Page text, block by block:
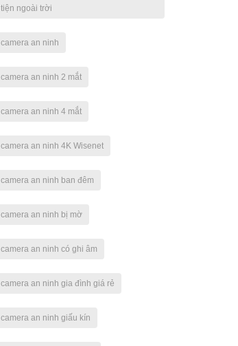
tiện ngoài trời
camera an ninh
camera an ninh 2 mắt
camera an ninh 4 mắt
camera an ninh 4K Wisenet
camera an ninh ban đêm
camera an ninh bị mờ
camera an ninh có ghi âm
camera an ninh gia đình giá rẻ
camera an ninh giấu kín